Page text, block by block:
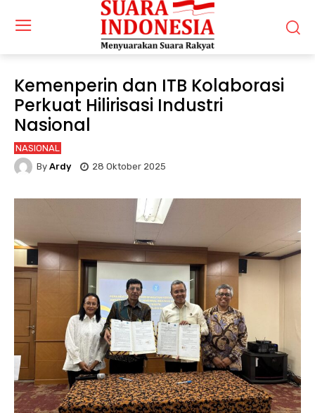
Kemenperin dan ITB Kolaborasi
Perkuat Hilirisasi Industri
Nasional
NASIONAL
By Ardy 28 Oktober 2025